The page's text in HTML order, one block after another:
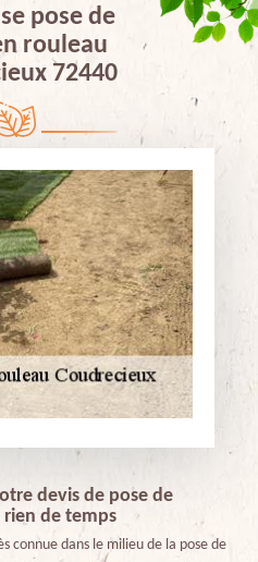
pose de
rouleau
72440
devis de pose de
de temps
connue dans le milieu de la pose de